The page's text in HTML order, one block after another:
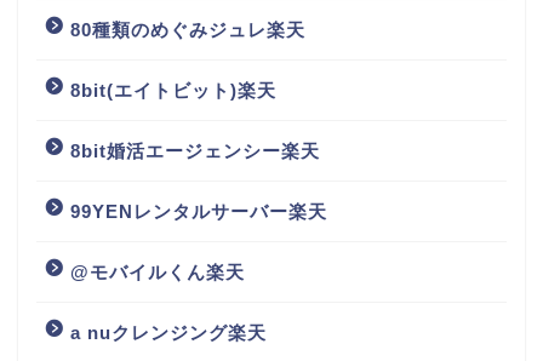
80種類のめぐみジュレ楽天
8bit(エイトビット)楽天
8bit婚活エージェンシー楽天
99YENレンタルサーバー楽天
@モバイルくん楽天
a nuクレンジング楽天